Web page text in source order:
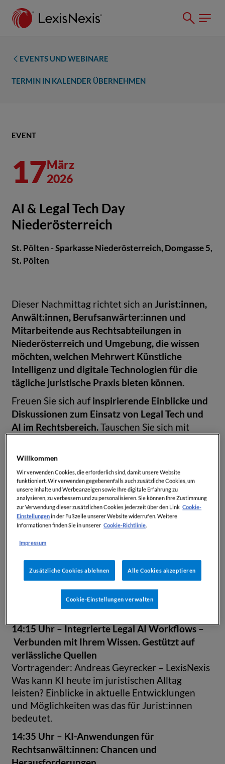
EVENTS UND WEBINARE
TERMIN IN KALENDER ÜBERNEHMEN
EVENT
17März
2026
AI & Legal Tech Day
Niederösterreich
St. Pölten - Sparkasse Niederösterreich, Domgasse 5,
St. Pölten
Dieser Nachmittag richtet sich an Jurist:innen,
Anwält:innen, Berufsanwärter:innen und
Mitarbeitende aus Rechtsabteilungen in
Niederösterreich und Umgebung, die wissen
möchten, welchen Mehrwert Künstliche
Intelligenz und digitale Technologien für die
tägliche juristische Praxis bieten können.
Freuen Sie sich aufinspirierende Einblicke und
Diskussionen zum Einsatz von Legal Tech und
AI im Rechtsbereich. Tauschen Sie sich mit
Gelegenheit, aktuelle Tools kennenzulernen,
Praxiserfahrungen zu sammeln und sich aus
erster Hand mit den Impulsgeber:innen des
digitalen Wandels zu vernetzen.
Programm:
14:00 Uhr – Eröffnung & Begrüßung
Einführung ins Thema Künstliche Intelligenz im
juristischen Bereich
14:15 Uhr – Integrierte Legal AI Workflows –
Verbunden mit Ihrem Wissen. Gestützt auf
verlässliche Quellen
Vortragender: Andreas Geyrecker – LexisNexis
Was kann KI heute im juristischen Alltag
leisten? Einblicke in aktuelle Entwicklungen
und Möglichkeiten was das für Jurist:innen
bedeutet.
14:35 Uhr – KI-Anwendungen für
Rechtsanwält:innen: Chancen und
Willkommen
Wir verwenden Cookies, die erforderlich sind, damit unsere Website
funktioniert. Wir verwenden gegebenenfalls auch zusätzliche Cookies, um
unsere Inhalte und Werbeanzeigen sowie Ihre digitale Erfahrung zu
analysieren, zu verbessern und zu personalisieren. Sie können Ihre Zustimmung
zur Verwendung dieser zusätzlichen Cookies jederzeit über den Link Cookie-
Einstellungenin der Fußzeile unserer Website widerrufen. Weitere
Informationen finden Sie in unserer Cookie-Richtlinie.
Impressum
Zusätzliche Cookies ablehnen Alle Cookies akzeptieren
Cookie-Einstellungen verwalten